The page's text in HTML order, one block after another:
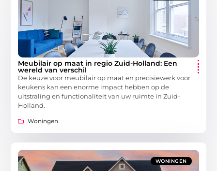
Meubilair op maat in regio Zuid-Holland: Een
wereld van verschil
De keuze voor meubilair op maat en precisiewerk voor
keukens kan een enorme impact hebben op de
uitstraling en functionaliteit van uw ruimte in Zuid-
Holland.
Woningen
WONINGEN